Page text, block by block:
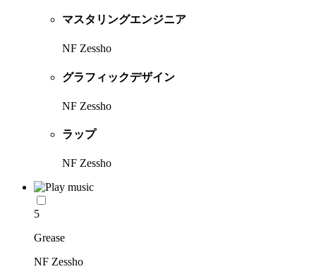
マスタリングエンジニア
NF Zessho
グラフィックデザイン
NF Zessho
ラップ
NF Zessho
5
Grease
NF Zessho